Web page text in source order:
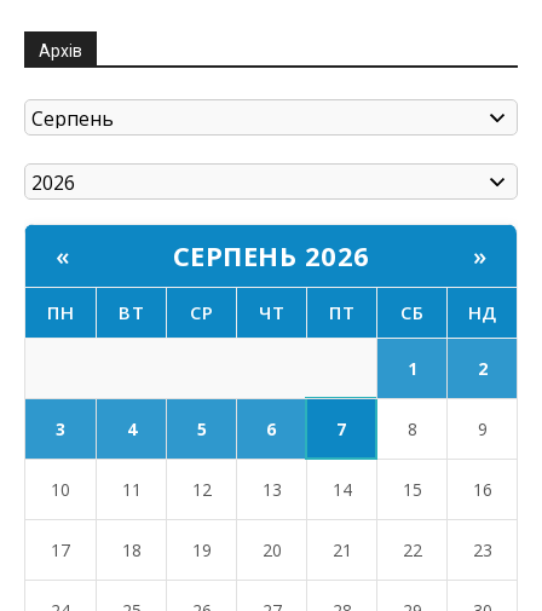
Архів
« СЕРПЕНЬ 2026 »
ПН ВТ СР ЧТ ПТ СБ НД
1 2
3 4 5 6 7 8 9
10 11 12 13 14 15 16
17 18 19 20 21 22 23